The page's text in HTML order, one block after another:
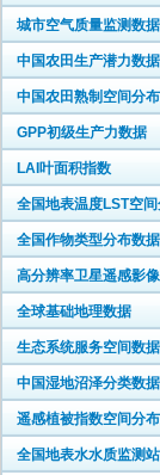
城市空气质量监测数据
中国农田生产潜力数
中国农田熟制空间分
GPP初级生产力数据
LAI叶面积指数
全国地表温度LST空
全国作物类型分布数据
高分辨率卫星遥感影
全球基础地理数据
生态系统服务空间数
中国湿地沼泽分类数
遥感植被指数空间分
全国地表水水质监测